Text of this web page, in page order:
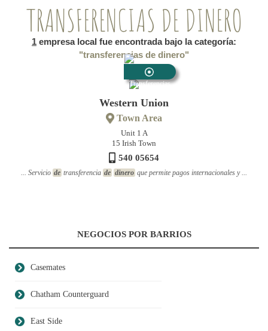
TRANSFERENCIAS DE DINERO
1 empresa local fue encontrada bajo la categoría:
"transferencias de dinero"
Transferencias
Western Union
Town Area
Unit 1 A
15 Irish Town
540 05654
... Servicio de transferencia de dinero que permite pagos internacionales y ...
NEGOCIOS POR BARRIOS
Casemates
Chatham Counterguard
East Side